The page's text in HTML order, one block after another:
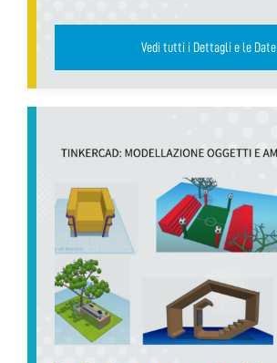
Vedi tutti i Dettagli e le Date